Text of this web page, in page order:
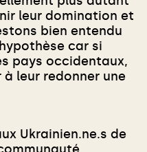
leur domination et
bien entendu
car si
pays occidentaux,
leur redonner une
Ukrainien.ne.s de